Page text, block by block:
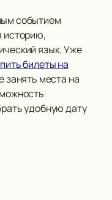
событием
историю,
язык. Уже
билеты на
занять места на
удобную дату